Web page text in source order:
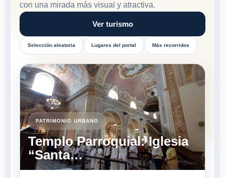
con una mirada más visual y atractiva.
Ver turismo
Selección aleatoria Lugares del portal Más recorridos
PATRIMONIO URBANO
Templo Parroquial: Iglesia
“Santa…